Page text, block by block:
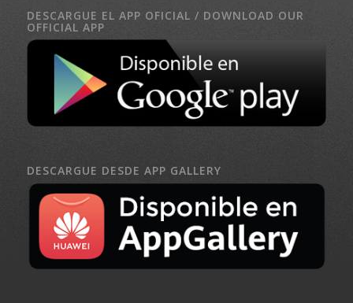
DESCARGUE EL APP OFICIAL / DOWNLOAD OUR
OFFICIAL APP
DESCARGUE DESDE APP GALLERY